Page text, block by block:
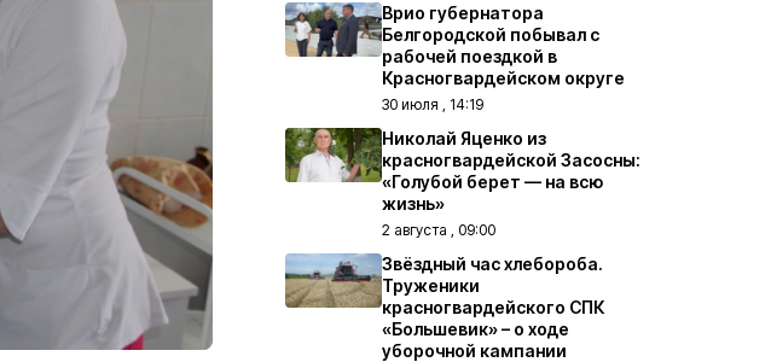
Врио губернатора
Белгородской побывал с
рабочей поездкой в
Красногвардейском округе
30 июля , 14:19
Николай Яценко из
красногвардейской Засосны:
«Голубой берет — на всю
жизнь»
2 августа , 09:00
Звёздный час хлебороба.
Труженики
красногвардейского СПК
«Большевик» – о ходе
уборочной кампании